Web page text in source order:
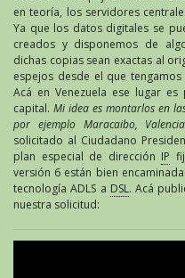
en teoría, los servidores
Ya que los datos digitales se
creados y disponemos de
dichas copias sean exactas al
espejos desde el que
Acá en Venezuela ese lugar es
capital. Mi idea es montarlos en
por ejemplo Maracaibo,
solicitado al Ciudadano
plan especial de dirección IP
versión 6 están bien
tecnología ADLS a DSL. Acá
nuestra solicitud: